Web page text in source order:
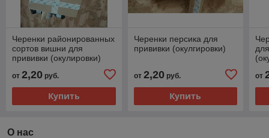
Черенки районированных
сортов вишни для
прививки (окулировки)
от 2,20 руб.
Купить
Черенки персика для
прививки (окулгировки)
от 2,20руб.
Купить
от
О нас